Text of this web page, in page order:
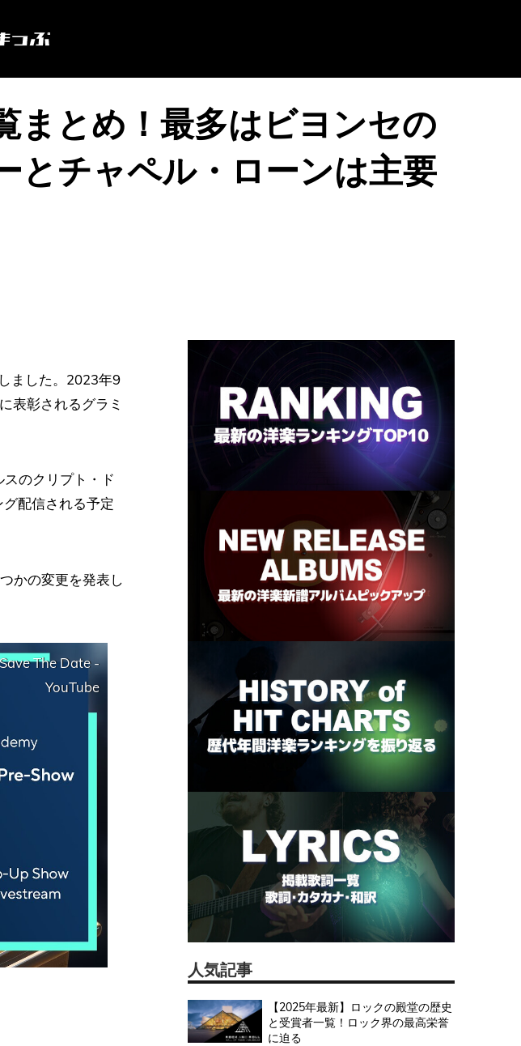
まとめ！最多はビヨンセの
とチャペル・ローンは主要
ました。2023年9
表彰されるグラミ
のクリプト・ド
配信される予定
かの変更を発表し
The Date -
YouTube
人気記事
【2025年最新】ロックの殿堂の歴史
と受賞者一覧！ロック界の最高栄誉
に迫る